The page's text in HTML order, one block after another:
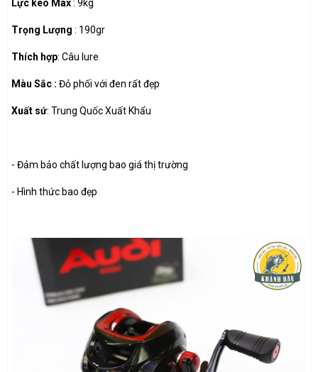
Lực kéo Max: 9kg
Trọng Lượng : 190gr
Thích hợp: Câu lure
Màu Sắc : Đỏ phối với đen rất đẹp
Xuất sứ: Trung Quốc Xuất Khẩu
- Đảm bảo chất lượng bao giá thị trường
- Hình thức bao đẹp